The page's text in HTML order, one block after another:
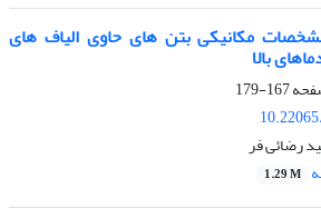
مکانیکی بتن های حاوی الیاف های
بالا
167-179
رضائی فر
1.29 M